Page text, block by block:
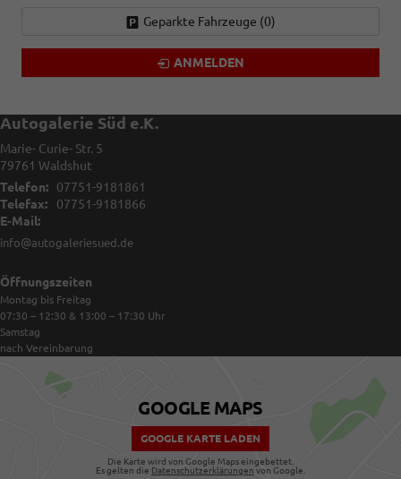
Geparkte Fahrzeuge (0)
ANMELDEN
Autogalerie Süd e.K.
Marie- Curie- Str. 5
79761 Waldshut
Telefon:
07751-9181861
Telefax:
07751-9181866
E-Mail:
info@autogaleriesued.de
Öffnungszeiten
Montag bis Freitag
07:30 – 12:30 & 13:00 – 17:30 Uhr
Samstag
nach Vereinbarung
GOOGLE MAPS
GOOGLE KARTE LADEN
Die Karte wird von Google Maps eingebettet.
Es gelten die Datenschutzerklärungen von Google.